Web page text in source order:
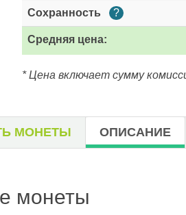
Сохранность ?
Средняя цена:
* Цена включает сумму
МОНЕТЫ ОПИСАНИЕ
монеты